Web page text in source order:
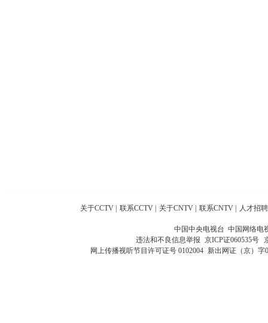
关于CCTV 联系CCTV 关于CNTV 联系CNTV 人才招聘
中国中央电视台 中国网络电
违法和不良信息举报 京ICP证060535号
网上传播视听节目许可证号 0102004 新出网证（京）